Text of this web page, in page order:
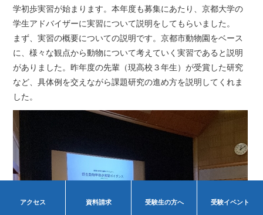
アクセス 資料請求 受験生の方へ
中学受験について
受験イベント
高等学校受験イベント
学初歩実習が始まります。本年度も募集にあたり、京都大学の
学生アドバイザーに実習について説明をしてもらいました。
まず、実習の概要についての説明です。京都市動物園をベース
に、様々な観点から動物について考えていく実習であると説明
がありました。昨年度の先輩（現高校３年生）が受賞した研究
など、具体例を交えながら課題研究の進め方を説明してくれま
した。